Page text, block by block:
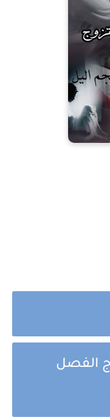
الفصل